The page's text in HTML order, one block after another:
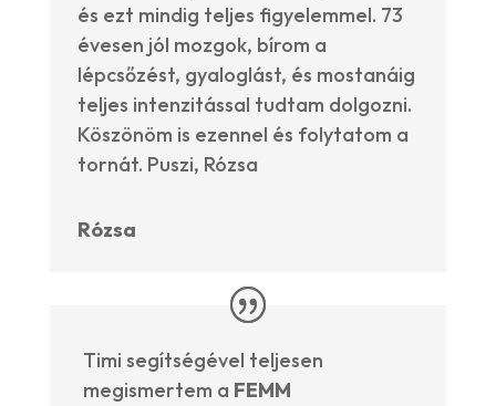
és ezt mindig teljes figyelemmel. 73
évesen jól mozgok, bírom a
lépcsőzést, gyaloglást, és mostanáig
teljes intenzitással tudtam dolgozni.
Köszönöm is ezennel és folytatom a
tornát. Puszi, Rózsa
Rózsa
Timi segítségével teljesen
megismertem a FEMM